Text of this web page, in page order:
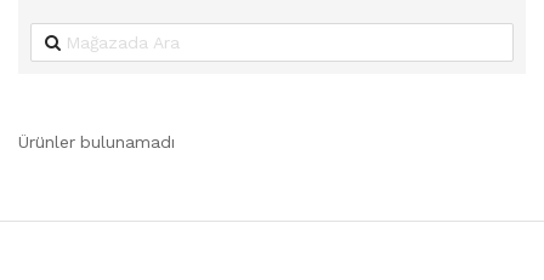
Ürünler bulunamadı